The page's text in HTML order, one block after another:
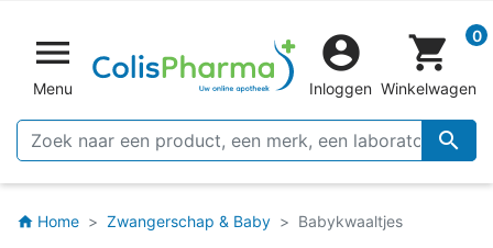

Menu


Inloggen
shopping_cart 0
Winkelwagen
home Home Zwangerschap & Baby Babykwaaltjes